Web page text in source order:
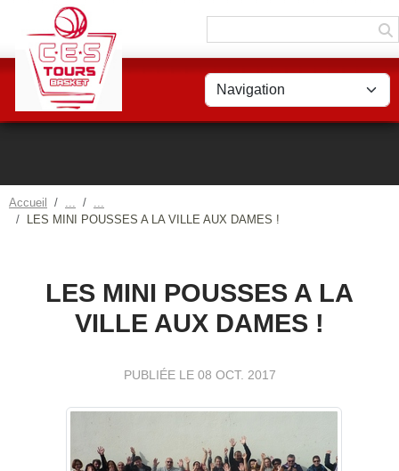
Accueil
LES MINI POUSSES A LA VILLE AUX DAMES !
LES MINI POUSSES A LA
VILLE AUX DAMES !
PUBLIÉE LE 08 OCT. 2017
Panneau de gestion des cookies